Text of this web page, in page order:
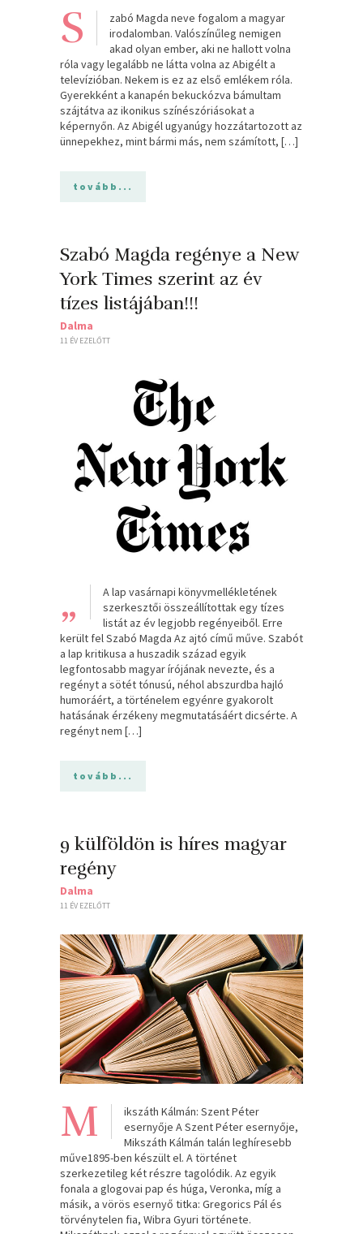
S
zabó Magda neve fogalom a magyar
irodalomban. Valószínűleg nemigen
akad olyan ember, aki ne hallott volna
róla vagy legalább ne látta volna az Abigélt a
televízióban. Nekem is ez az első emlékem róla.
Gyerekként a kanapén bekuckózva bámultam
szájtátva az ikonikus színészóriásokat a
képernyőn. Az Abigél ugyanúgy hozzátartozott az
ünnepekhez, mint bármi más, nem számított, […]
tovább...
Szabó Magda regénye a New
York Times szerint az év
tízes listájában!!!
Dalma
11 ÉV EZELŐTT
„
A lap vasárnapi könyvmellékletének
szerkesztői összeállítottak egy tízes
listát az év legjobb regényeiből. Erre
került fel Szabó Magda Az ajtó című műve. Szabót
a lap kritikusa a huszadik század egyik
legfontosabb magyar írójának nevezte, és a
regényt a sötét tónusú, néhol abszurdba hajló
humoráért, a történelem egyénre gyakorolt
hatásának érzékeny megmutatásáért dicsérte. A
regényt nem […]
tovább...
9 külföldön is híres magyar
regény
Dalma
11 ÉV EZELŐTT
M
ikszáth Kálmán: Szent Péter
esernyője A Szent Péter esernyője,
Mikszáth Kálmán talán leghíresebb
műve1895-ben készült el. A történet
szerkezetileg két részre tagolódik. Az egyik
fonala a glogovai pap és húga, Veronka, míg a
másik, a vörös esernyő titka: Gregorics Pál és
törvénytelen fia, Wibra Gyuri története.